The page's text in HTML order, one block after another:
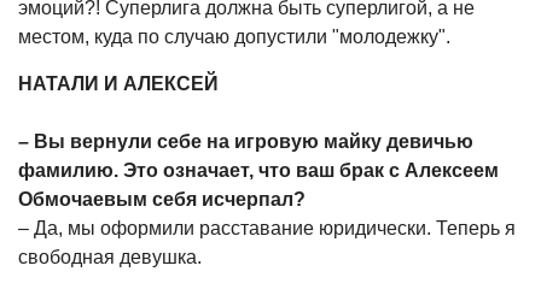
эмоций?! Суперлига должна быть суперлигой, а не
местом, куда по случаю допустили "молодежку".
НАТАЛИ И АЛЕКСЕЙ
– Вы вернули себе на игровую майку девичью
фамилию. Это означает, что ваш брак с Алексеем
Обмочаевым себя исчерпал?
– Да, мы оформили расставание юридически. Теперь я
свободная девушка.